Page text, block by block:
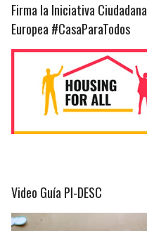
Firma la Iniciativa Ciudadana
Europea #CasaParaTodos
Video Guía PI-DESC